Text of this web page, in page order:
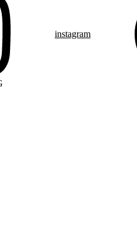
instagram